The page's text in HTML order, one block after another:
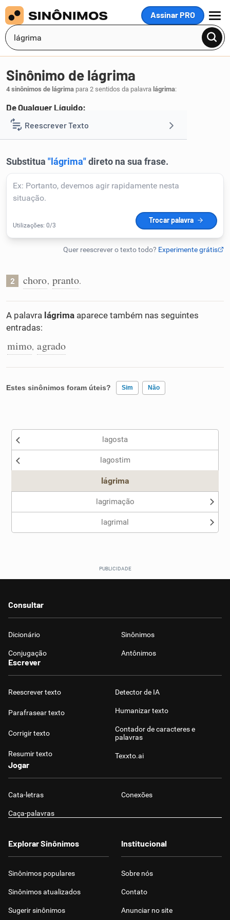
Assinar PRO
MENU
Reescrever Texto
Corrigir Texto
Humanizador de IA
Conexões
Caça-palavras
Sinônimo de lágrima
4 sinônimos de lágrima para 2 sentidos da palavra lágrima:
De Qualquer Líquido:
1 gota,pingo.
2 choro, pranto.
A palavra lágrima aparece também nas seguintes
entradas:
mimo, agrado
Estes sinônimos foram úteis? Sim Não
Nenhum dos sinônimos apresentados me ajudou
lagosta
lagostim
lágrima
lagrimação
lagrimal
Consultar
Dicionário Sinônimos
Conjugação Antônimos
Escrever
Reescrever texto
Parafrasear texto
Corrigir texto
Resumir texto
Detector de IA
Humanizar texto
Contador de caracteres e
palavras
Texxto.ai
Jogar
Cata-letras Conexões
Caça-palavras
Explorar Sinônimos
Sinônimos populares
Sinônimos atualizados
Sugerir sinônimos
Institucional
Sobre nós
Contato
Anunciar no site